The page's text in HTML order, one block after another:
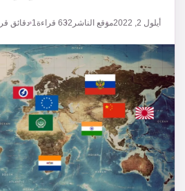
أيلول 2, 2022 موقع الناشر 632 قراءة1 دقائق قراءة